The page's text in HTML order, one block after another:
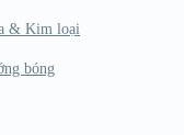
& Kim loại
bóng